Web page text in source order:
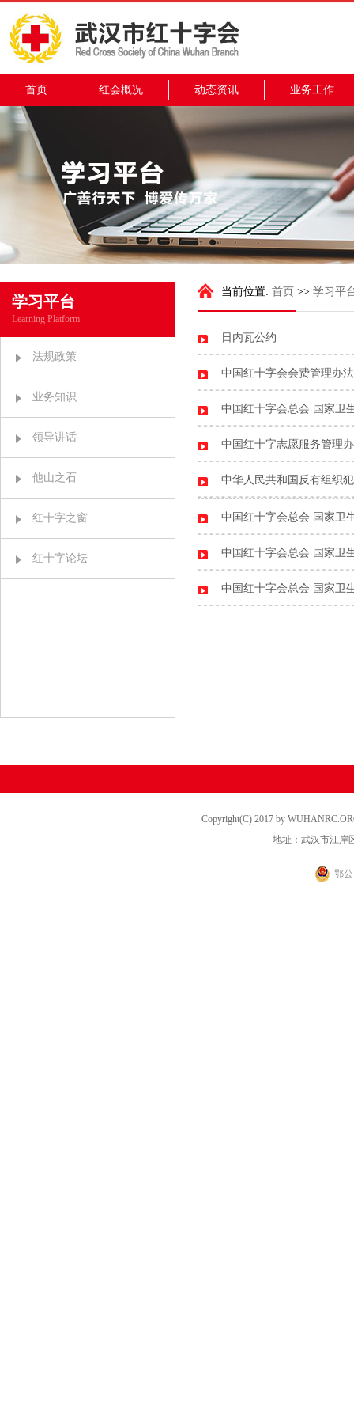
首页 红会概况 动态资讯 业务工作
学习平台
Learning Platform
法规政策
业务知识
领导讲话
他山之石
红十字之窗
红十字论坛
当前位置: 首页 >> 学习平
日内瓦公约
中国红十字会会费管理办法
中国红十字会总会 国家卫
中国红十字志愿服务管理
中华人民共和国反有组织
中国红十字会总会 国家卫
中国红十字会总会 国家卫
中国红十字会总会 国家卫
Copyright(C) 2017 by
地址：武汉市江岸
鄂公